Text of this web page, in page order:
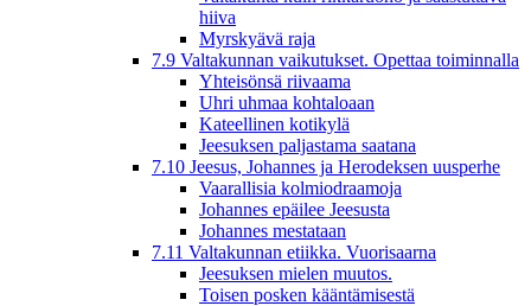
hiiva
Myrskyävä raja
7.9 Valtakunnan vaikutukset. Opettaa toiminnalla
Yhteisönsä riivaama
Uhri uhmaa kohtaloaan
Kateellinen kotikylä
Jeesuksen paljastama saatana
7.10 Jeesus, Johannes ja Herodeksen uusperhe
Vaarallisia kolmiodraamoja
Johannes epäilee Jeesusta
Johannes mestataan
7.11 Valtakunnan etiikka. Vuorisaarna
Jeesuksen mielen muutos.
Toisen posken kääntämisestä